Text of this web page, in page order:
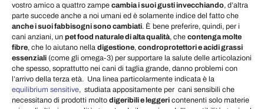
vostro amico a quattro zampe cambia i suoi gusti invecchiando, d’altra
parte succede anche a noi umani ed è solamente indice del fatto che
anche i suoi fabbisogni sono cambiati. È bene preferire, quindi, per i
cani anziani, un pet food naturale di alta qualità, che contenga molte
fibre, che lo aiutano nella digestione, condroprotettori e acidi grassi
essenziali (come gli omega-3) per supportare la salute delle articolazioni
che spesso, soprattutto nei cani di taglia grande, danno problemi con
l’arrivo della terza età. Una linea particolarmente indicata è la
equilibrium sensitive, studiata appositamente per cani sensibili che
necessitano di prodotti molto digeribili e leggeri contenenti solo materie